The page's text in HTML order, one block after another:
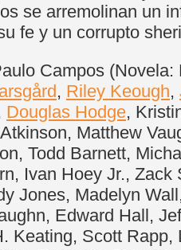
se arremolinan un
fe y un corrupto
Campos (Novela:
, Riley Keough,
Douglas Hodge,
Matthew
Todd Barnett,
Ivan Hoey Jr.,
Jones, Madelyn
Edward Hall,
Keating, Scott